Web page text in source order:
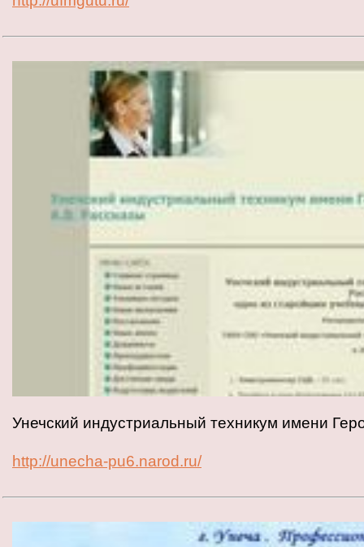
Унечский индустриальный техникум имени
http://unecha-pu6.narod.ru/